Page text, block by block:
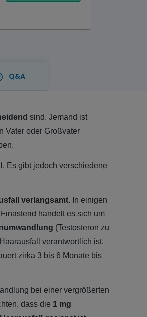
Q&A
sind. Jemand ist
Vater oder Großvater
Es gibt jedoch verschiedene
verlangsamt. In einigen
handelt es sich um
(Testosteron zu
verantwortlich ist.
zirka 3 bis 6 Monate bis
bei einer vergrößerten
dass die 1 mg